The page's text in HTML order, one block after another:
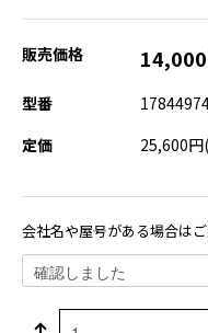
販売価格
型番
定価
25,600
会社名や屋号がある場合は